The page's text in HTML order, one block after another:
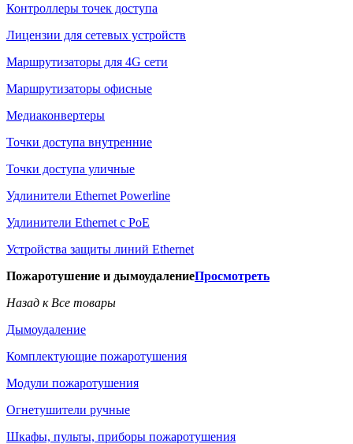
Контроллеры точек доступа
Лицензии для сетевых устройств
Маршрутизаторы для 4G сети
Маршрутизаторы офисные
Медиаконвертеры
Точки доступа внутренние
Точки доступа уличные
Удлинители Ethernet Powerline
Удлинители Ethernet с PoE
Устройства защиты линий Ethernet
Пожаротушение и дымоудалениеПросмотреть
Назад к Все товары
Дымоудаление
Комплектующие пожаротушения
Модули пожаротушения
Огнетушители ручные
Шкафы, пульты, приборы пожаротушения